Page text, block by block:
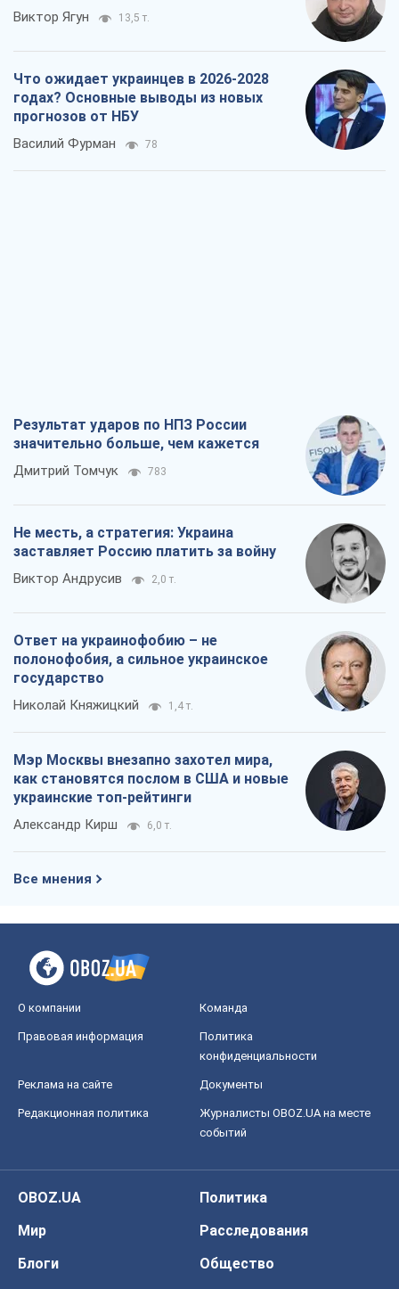
Виктор Ягун 13,5 т.
Что ожидает украинцев в 2026-2028
годах? Основные выводы из новых
прогнозов от НБУ
Василий Фурман 78
Результат ударов по НПЗ России
значительно больше, чем кажется
Дмитрий Томчук 783
Не месть, а стратегия: Украина
заставляет Россию платить за войну
Виктор Андрусив 2,0 т.
Ответ на украинофобию – не
полонофобия, а сильное украинское
государство
Николай Княжицкий 1,4 т.
Мэр Москвы внезапно захотел мира,
как становятся послом в США и новые
украинские топ-рейтинги
Александр Кирш 6,0 т.
Все мнения
О компании Команда
Правовая информация
Политика
конфиденциальности
Реклама на сайте Документы
Редакционная политика
Журналисты OBOZ.UA на месте
событий
OBOZ.UA
Политика
Мир
Расследования
Блоги
Общество